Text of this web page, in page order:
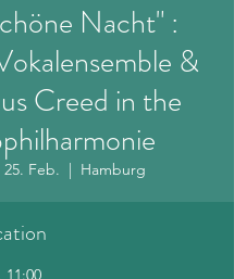
Nacht" :
&
Creed in the
25. Feb.
  |
Hamburg
11:00